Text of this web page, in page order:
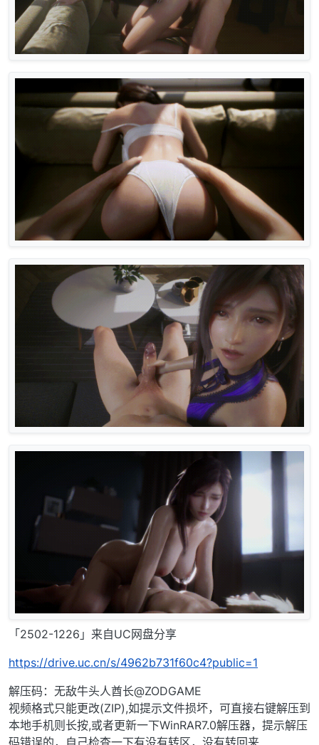
「2502-1226」来自UC网盘分享
https://drive.uc.cn/s/4962b731f60c4?public=1
解压码：无敌牛头人酋长@ZODGAME
视频格式只能更改(ZIP),如提示文件损坏，可直接右键解压到
本地手机则长按,或者更新一下WinRAR7.0解压器，提示解压